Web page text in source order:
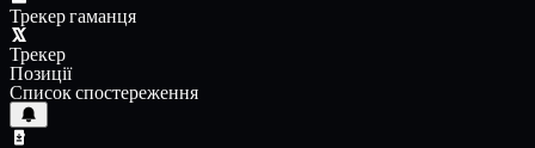
Трекер гаманця
Трекер
Позиції
Список спостереження